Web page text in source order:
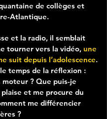
de collèges et
Atlantique.
et la radio, il semblait
tourner vers la vidéo, une
suit depuis l’adolescence.
le temps de la réflexion :
moteur ? Que puis-je
et me procure du
me différencier
?